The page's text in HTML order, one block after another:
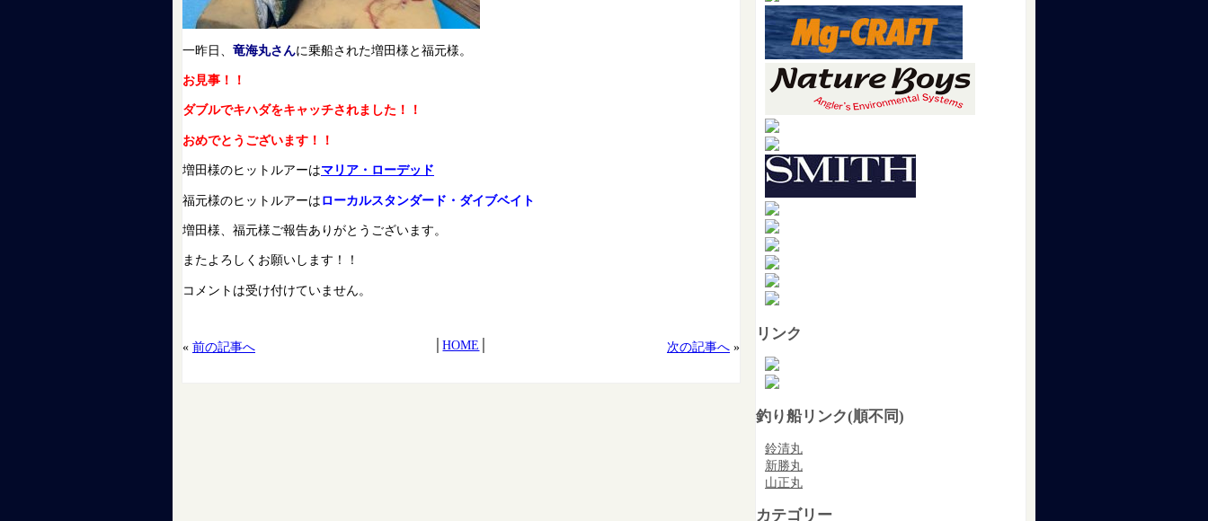
一昨日、 竜海丸さんに乗船された増田様と福元様。
お見事！！
ダブルでキハダをキャッチされました！！
おめでとうございます！！
増田様のヒットルアーはマリア・ローデッド
福元様のヒットルアーはローカルスタンダード・ダイブベイト
増田様、福元様ご報告ありがとうございます。
またよろしくお願いします！！
コメントは受け付けていません。
« 前の記事へ │HOME 次の記事へ »
リンク
釣り船リンク(順不同)
鈴清丸
新勝丸
山正丸
カテゴリー